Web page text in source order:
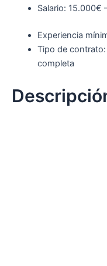
Salario: 15.000€
Experiencia
Tipo de
completa